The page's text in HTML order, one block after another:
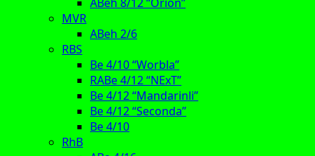
MVR
ABeh 2/6
RBS
Be 4/10 “Worbla”
RABe 4/12 “NExT”
Be 4/12 “Mandarinli”
Be 4/12 “Seconda”
Be 4/10
RhB